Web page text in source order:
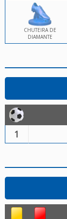
CHUTEIRA DE
DIAMANTE
1